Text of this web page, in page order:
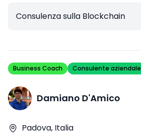
Consulenza sulla Blockchain
Business Coach Consulente aziendale
Damiano D'Amico
Padova, Italia